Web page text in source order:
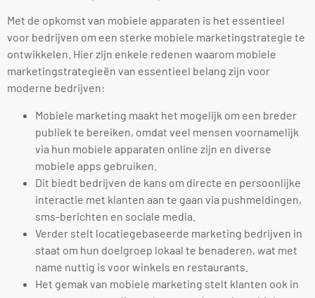
Met de opkomst van mobiele apparaten is het essentieel
voor bedrijven om een sterke mobiele marketingstrategie te
ontwikkelen. Hier zijn enkele redenen waarom mobiele
marketingstrategieën van essentieel belang zijn voor
moderne bedrijven:
Mobiele marketing maakt het mogelijk om een breder
publiek te bereiken, omdat veel mensen voornamelijk
via hun mobiele apparaten online zijn en diverse
mobiele apps gebruiken.
Dit biedt bedrijven de kans om directe en persoonlijke
interactie met klanten aan te gaan via pushmeldingen,
sms-berichten en sociale media.
Verder stelt locatiegebaseerde marketing bedrijven in
staat om hun doelgroep lokaal te benaderen, wat met
name nuttig is voor winkels en restaurants.
Het gemak van mobiele marketing stelt klanten ook in